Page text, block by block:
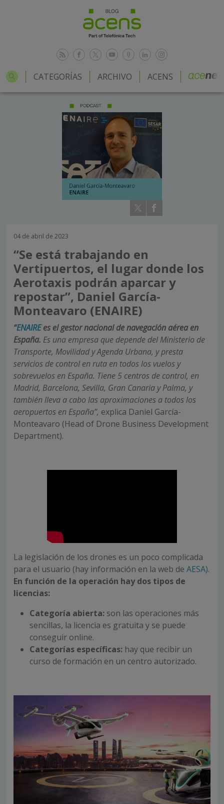
CATEGORÍAS ARCHIVO ACENS
04 de abril de 2023
“Se está trabajando en
Vertipuertos, el lugar donde los
Aerotaxis podrán aparcar y
repostar”, Daniel García-
Monteavaro (ENAIRE)
“ENAIREes el gestor nacional de navegación aérea en
España. Es una empresa que depende del Ministerio de
Transporte, Movilidad y Agenda Urbana, y presta
servicios de control en ruta en todos los vuelos y
sobrevuelos en España. Tiene 5 centros de control, en
Madrid, Barcelona, Sevilla, Gran Canaria y Palma, y
también lleva a cabo las aproximaciones a todos los
aeropuertos en España”, explica Daniel García-
Monteavaro (Head of Drone Business Development
Department).
La legislación de los drones es un poco complicada
para el usuario (hay información en la web de AESA).
En función de la operación hay dos tipos de
licencias:
Categoría abierta: son las operaciones más
sencillas, la licencia es gratuita y se puede
conseguir online.
Categorías específicas: hay que recibir un
curso de formación en un centro autorizado.